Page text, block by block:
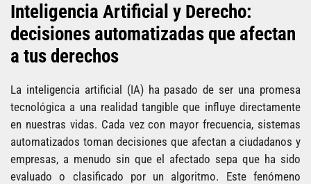
Inteligencia Artificial y Derecho:
decisiones automatizadas que afectan
a tus derechos
La inteligencia artificial (IA) ha pasado de ser una promesa
tecnológica a una realidad tangible que influye directamente
en nuestras vidas. Cada vez con mayor frecuencia, sistemas
automatizados toman decisiones que afectan a ciudadanos y
empresas, a menudo sin que el afectado sepa que ha sido
evaluado o clasificado por un algoritmo. Este fenómeno